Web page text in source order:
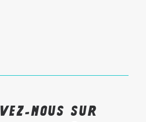
nous sur